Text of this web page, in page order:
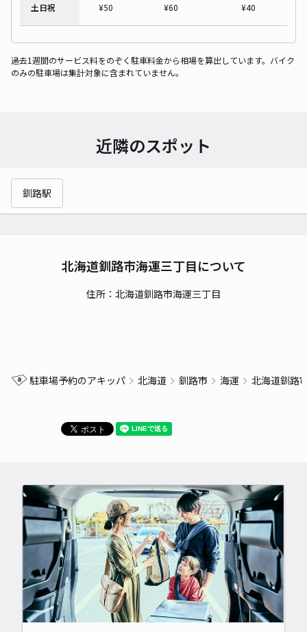
土日祝 ¥50 ¥60 ¥40
過去1週間のサービス料をのぞく駐車料金から相場を算出しています。バイク
のみの駐車場は集計対象に含まれていません。
近隣のスポット
釧路駅
北海道釧路市海運三丁目について
住所：北海道釧路市海運三丁目
駐車場予約のアキッパ 北海道 釧路市 海運 北海道釧路